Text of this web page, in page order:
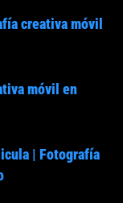
creativa móvil
móvil en
| Fotografía